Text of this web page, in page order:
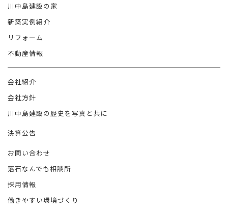
川中島建設の家
新築実例紹介
リフォーム
不動産情報
会社紹介
会社方針
川中島建設の歴史を写真と共に
決算公告
お問い合わせ
落石なんでも相談所
採用情報
働きやすい環境づくり